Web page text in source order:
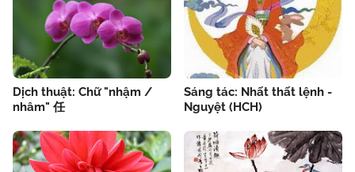
Dịch thuật: Chữ "nhậm /
nhâm" 任
Sáng tác: Nhất thất lệnh -
Nguyệt (HCH)